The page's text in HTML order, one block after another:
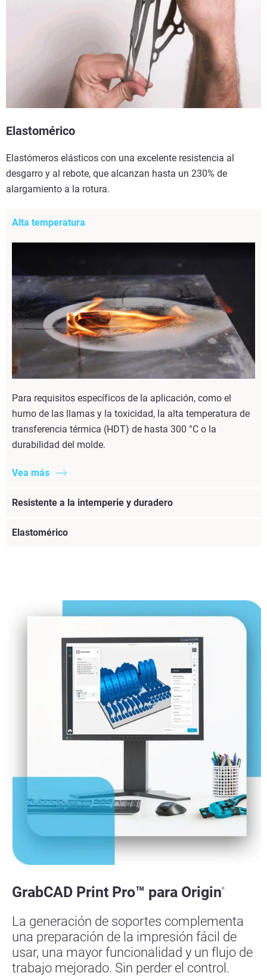
Elastomérico
Elastómeros elásticos con una excelente resistencia al
desgarro y al rebote, que alcanzan hasta un 230% de
alargamiento a la rotura.
Alta temperatura
Para requisitos específicos de la aplicación, como el
humo de las llamas y la toxicidad, la alta temperatura de
transferencia térmica (HDT) de hasta 300 °C o la
durabilidad del molde.
Vea más
Resistente a la intemperie y duradero
Elastomérico
GrabCAD Print Pro™ para Origin®
La generación de soportes complementa
una preparación de la impresión fácil de
usar, una mayor funcionalidad y un flujo de
trabajo mejorado. Sin perder el control.